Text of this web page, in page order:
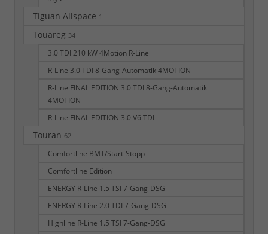
Tiguan Allspace 1
Touareg 34
3.0 TDI 210 kW 4Motion R-Line
R-Line 3.0 TDI 8-Gang-Automatik 4MOTION
R-Line FINAL EDITION 3.0 TDI 8-Gang-Automatik
4MOTION
R-Line FINAL EDITION 3.0 V6 TDI
Touran 62
Comfortline BMT/Start-Stopp
Comfortline Edition
ENERGY R-Line 1.5 TSI 7-Gang-DSG
ENERGY R-Line 2.0 TDI 7-Gang-DSG
Highline R-Line 1.5 TSI 7-Gang-DSG